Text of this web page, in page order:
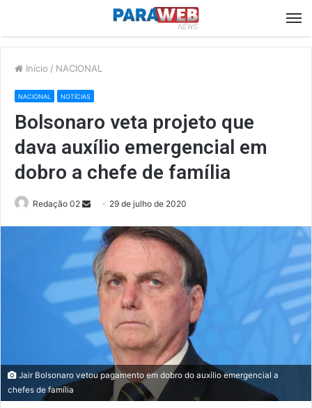
Início / NACIONAL
NACIONAL NOTÍCIAS
Bolsonaro veta projeto que
dava auxílio emergencial em
dobro a chefe de família
Redação 02
Send
email
29 de julho de 2020
Jair Bolsonaro vetou pagamento em dobro do auxílio emergencial a
chefes de família